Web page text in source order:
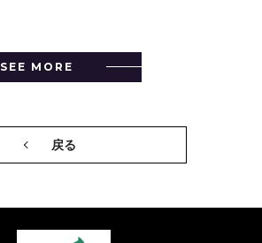
SEE MORE
戻る